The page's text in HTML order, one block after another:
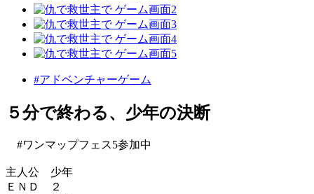
#アドベンチャーゲーム
５分で終わる、少年の決断
#ワンマップフェス5参加中
主人公 少年
ＥＮＤ ２